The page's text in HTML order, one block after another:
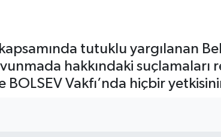
tutuklu yargılanan
hakkındaki
Vakfı’nda hiçbir